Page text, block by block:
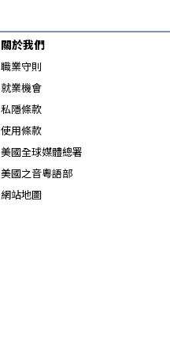
關於我們
職業守則
就業機會
私隱條款
使用條款
美國全球媒體總署 Opens in new
美國之音粵語部Opens in new window
網站地圖Opens in new window